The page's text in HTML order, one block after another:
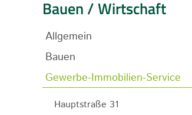
Bauen / Wirtschaft
Allgemein
Bauen
Gewerbe-Immobilien-Service
Hauptstraße 31